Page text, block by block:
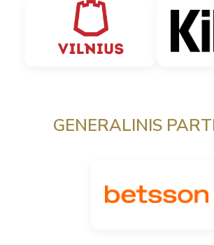
GENERALINIS